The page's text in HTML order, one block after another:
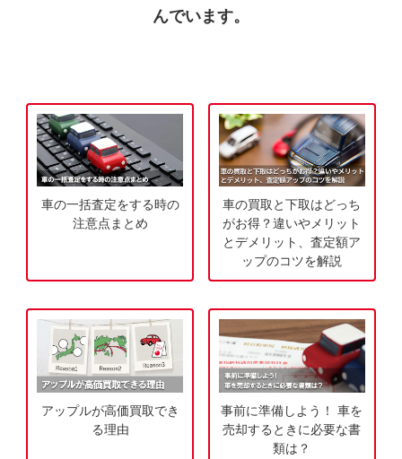
今
込
み
お
気
んでいます。
車の一括査定をする時の
注意点まとめ
車の買取と下取はどっち
がお得？違いやメリット
とデメリット、査定額ア
ップのコツを解説
アップルが高価買取でき
る理由
事前に準備しよう！ 車を
売却するときに必要な書
類は？